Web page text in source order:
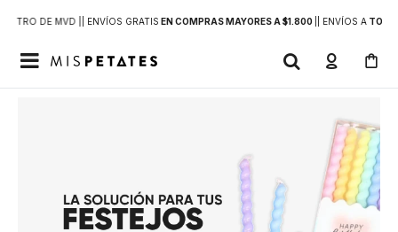
DE MVD | | ENVÍOS GRATIS EN COMPRAS MAYORES A $1.800 | ENVÍOS ATODO
